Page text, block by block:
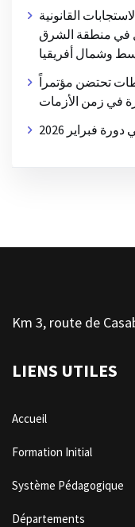
القانونية
في منطقة الشرق
تحتضن مؤتمراً
في زمن الأزمات
فبراير 2026
Km 3, route de
LIENS UTILES
Accueil
Formation Initial
Système Pédagogique
Départements